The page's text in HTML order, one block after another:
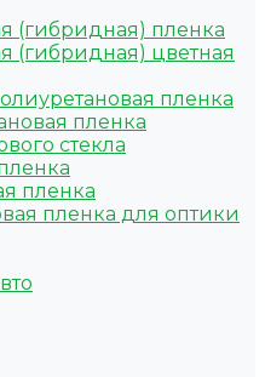
(гибридная) пленка
(гибридная) цветная
пленка
пленка
стекла
пленка
пленка для оптики